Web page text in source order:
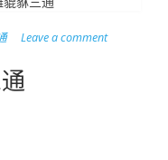
Leave a comment